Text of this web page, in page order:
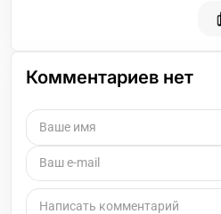
Комментариев нет